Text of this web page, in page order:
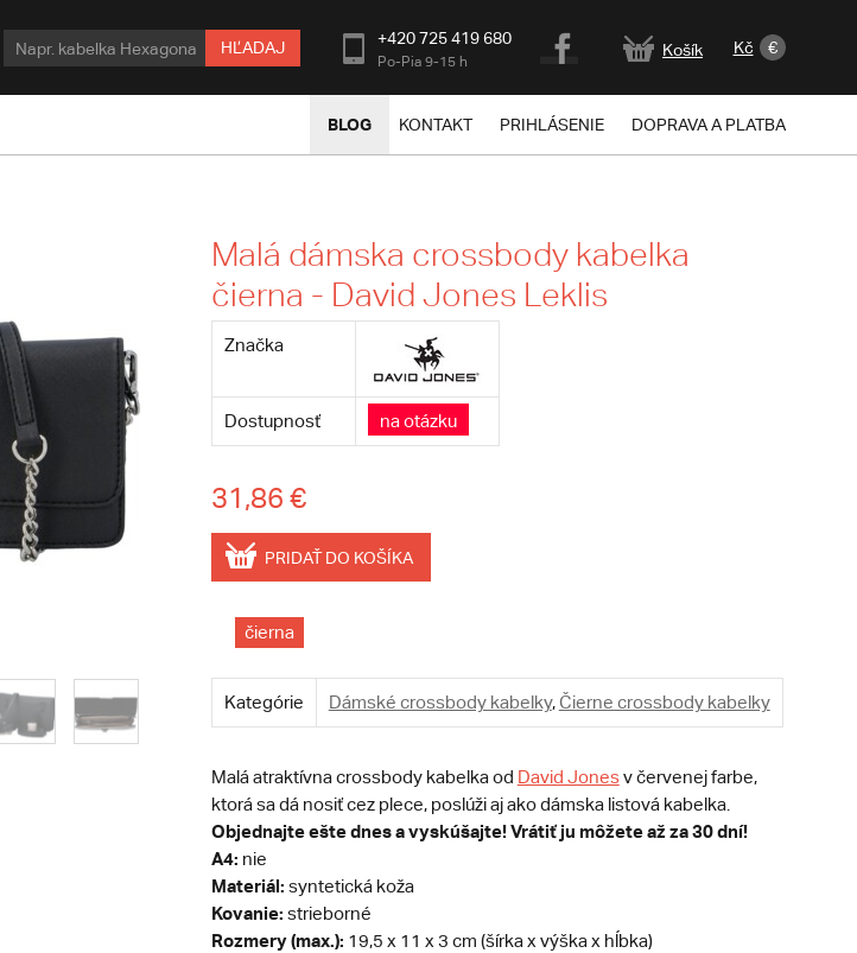
HĽADAJ +420 725 419 680
Po-Pia 9-15 h
Košík Kč €
BLOG KONTAKT PRIHLÁSENIE DOPRAVA A PLATBA
Malá dámska crossbody kabelka
čierna - David Jones Leklis
Značka
Dostupnosť na otázku
31,86 €
PRIDAŤ DO KOŠÍKA
čierna
Kategórie Dámské crossbody kabelky,Čierne crossbody kabelky
Malá atraktívna crossbody kabelka od David Jones v červenej farbe,
ktorá sa dá nosiť cez plece, poslúži aj ako dámska listová kabelka.
Objednajte ešte dnes a vyskúšajte! Vrátiť ju môžete až za 30 dní!
A4: nie
Materiál: syntetická koža
Kovanie: strieborné
Rozmery (max.): 19,5 x 11 x 3 cm (šírka x výška x hĺbka)